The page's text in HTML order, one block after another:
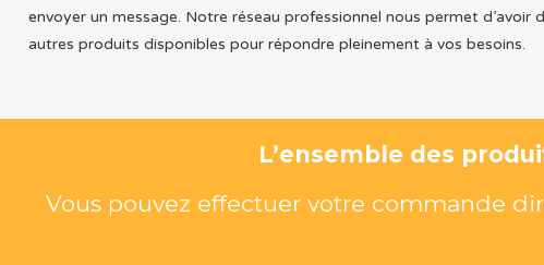
envoyer un message. Notre réseau professionnel nous permet d’avoir
autres produits disponibles pour répondre pleinement à vos besoins.
L’ensemble des
Vous pouvez effectuer votre commande